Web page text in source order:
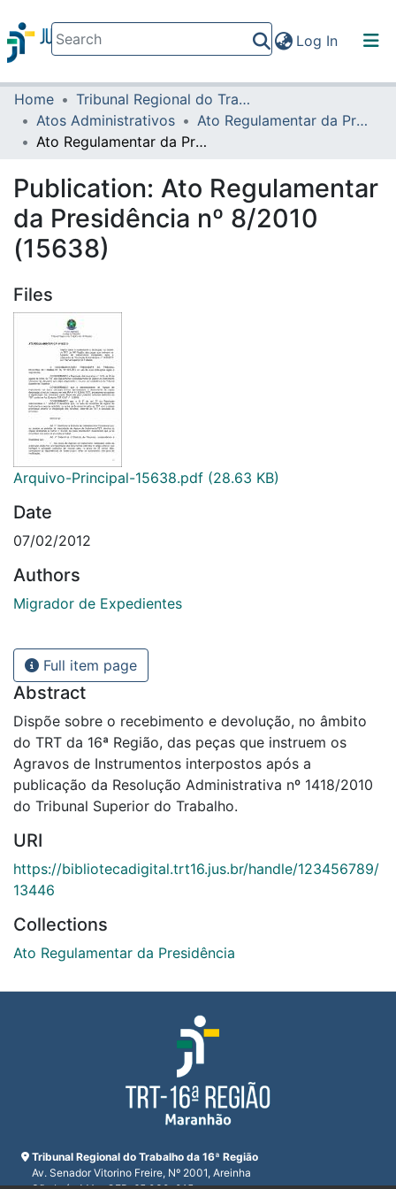
Log In(current)
Communities & Collections
All of DSpace
Home
Tribunal Regional do Trabalho da 16ª Região
Atos Administrativos
Ato Regulamentar da Presidência
Ato Regulamentar da Presidência nº 8/2010 (15638)
Publication: Ato Regulamentar
da Presidência nº 8/2010
(15638)
Files
Arquivo-Principal-15638.pdf (28.63 KB)
Date
07/02/2012
Authors
Migrador de Expedientes
Full item page
Abstract
Dispõe sobre o recebimento e devolução, no âmbito
do TRT da 16ª Região, das peças que instruem os
Agravos de Instrumentos interpostos após a
publicação da Resolução Administrativa nº 1418/2010
do Tribunal Superior do Trabalho.
URI
https://bibliotecadigital.trt16.jus.br/handle/123456789/
13446
Collections
Ato Regulamentar da Presidência
Tribunal Regional do Trabalho da 16ª Região
Av. Senador Vitorino Freire, Nº 2001, Areinha